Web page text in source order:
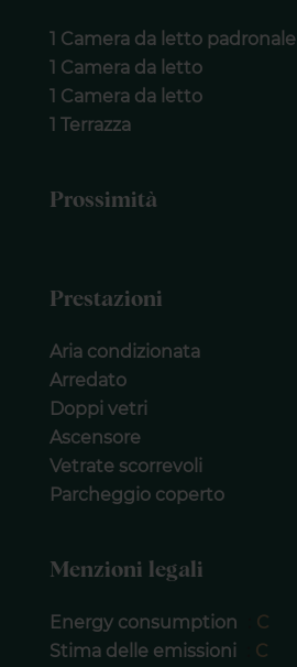
1 Camera da letto padronale
1 Camera da letto
1 Camera da letto
1 Terrazza
Prossimità
Prestazioni
Aria condizionata
Arredato
Doppi vetri
Ascensore
Vetrate scorrevoli
Parcheggio coperto
Menzioni legali
Energy consumption
C
Stima delle emissioni
C